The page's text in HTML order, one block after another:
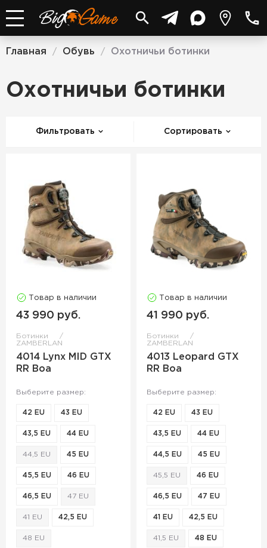
Главная / Обувь / Охотничьи ботинки
Охотничьи ботинки
Фильтровать Сортировать
Товар в наличии
43 990 руб.
Ботинки
ZAMBERLAN
4014 Lynx MID GTX
RR Boa
Выберите размер:
42 EU 43 EU
43,5 EU 44 EU
44,5 EU 45 EU
45,5 EU 46 EU
46,5 EU 47 EU
41 EU 42,5 EU
48 EU
Товар в наличии
41 990 руб.
Ботинки
ZAMBERLAN
4013 Leopard GTX
RR Boa
Выберите размер:
42 EU 43 EU
43,5 EU 44 EU
44,5 EU 45 EU
45,5 EU 46 EU
46,5 EU 47 EU
41 EU 42,5 EU
41,5 EU 48 EU